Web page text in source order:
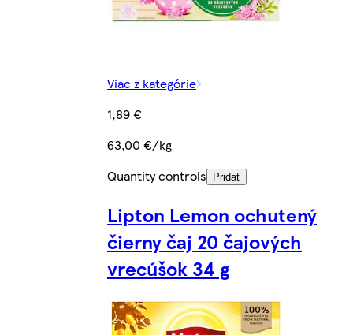
Viac z kategórie
1,89 €
63,00 €/kg
Quantity controls
Pridať
Lipton Lemon ochutený
čierny čaj 20 čajových
vrecúšok 34 g